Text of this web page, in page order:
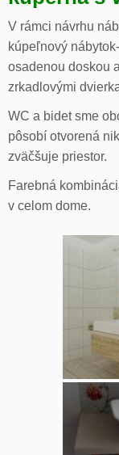
V rámci návrhu
kúpeľnový
osadenou doskou
zrkadlovými
WC a bidet sme
pôsobí otvorená
zväčšuje priestor.
Farebná
v celom dome.